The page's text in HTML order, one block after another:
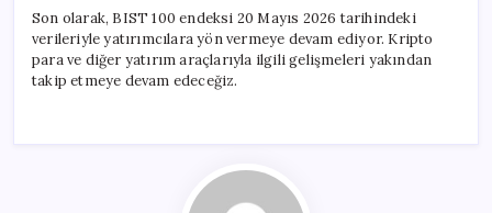
Son olarak, BIST 100 endeksi 20 Mayıs 2026 tarihindeki
verileriyle yatırımcılara yön vermeye devam ediyor. Kripto
para ve diğer yatırım araçlarıyla ilgili gelişmeleri yakından
takip etmeye devam edeceğiz.